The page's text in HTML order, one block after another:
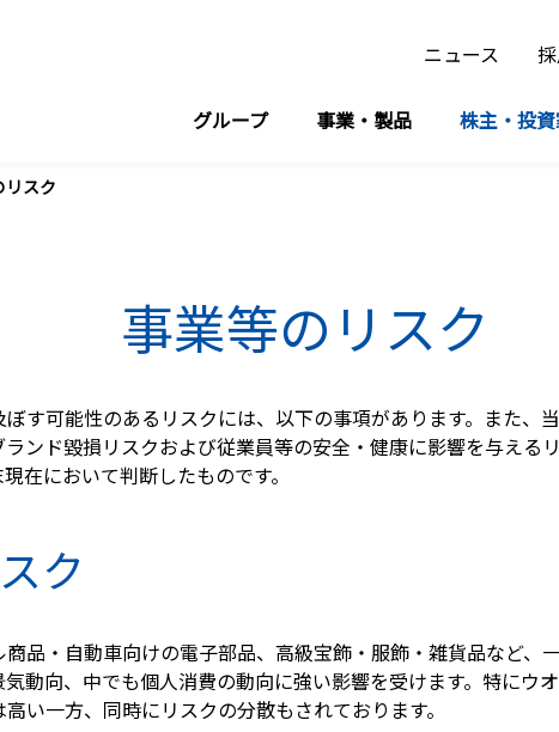
ニュース
グループ 事業・製品 株主・投
リスク
事業等のリスク
す可能性のあるリスクには、以下の事項があります。また、
ンド毀損リスクおよび従業員等の安全・健康に影響を与える
在において判断したものです。
ク
品・自動車向けの電子部品、高級宝飾・服飾・雑貨品など、
動向、中でも個人消費の動向に強い影響を受けます。特にウ
い一方、同時にリスクの分散もされております。